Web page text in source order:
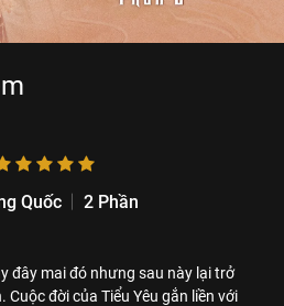
Quốc
2 Phần
đây mai đó nhưng sau này lại trở
đời của Tiểu Yêu gắn liền với